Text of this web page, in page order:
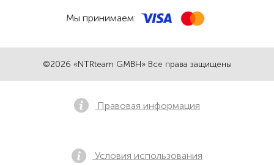
©2026 «NTRteam GMBH» Все права защищены
Мы принимаем:
Правовая информация
Условия использования